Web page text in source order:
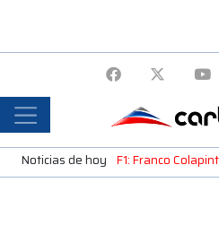
Noticias de hoy F1: Franco